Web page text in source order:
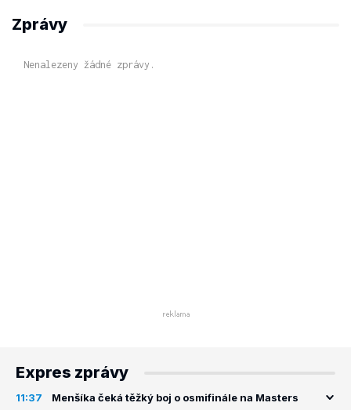
Zprávy
Nenalezeny žádné zprávy.
Expres zprávy
11:37 Menšíka čeká těžký boj o osmifinále na Masters